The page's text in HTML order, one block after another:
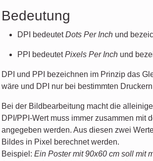
Bedeutung
DPI bedeutetDots Per Inch und
PPI bedeutetPixels Per Inch und
DPI und PPI bezeichnen im Prinzip das
wäre und DPI nur bei bestimmten
Bei der Bildbearbeitung macht die
DPI/PPI-Wert muss immer zusammen mit
angegeben werden. Aus diesen zwei
Bildes in Pixel berechnet werden.
Beispiel: Ein Poster mit 90x60 cm soll mit